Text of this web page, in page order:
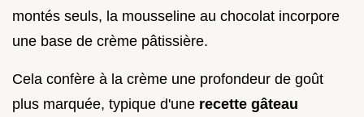
montés seuls, la mousseline au chocolat incorpore
une base de crème pâtissière.
Cela confère à la crème une profondeur de goût
plus marquée, typique d'une recette gâteau